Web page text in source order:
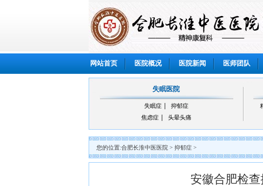
网站首页 医院概况 医院新闻 医师团队
失眠医院
失眠症
抑郁症
焦虑症
头晕头痛
您的位置:合肥长淮中医医院 > 抑郁症 >
安徽合肥检